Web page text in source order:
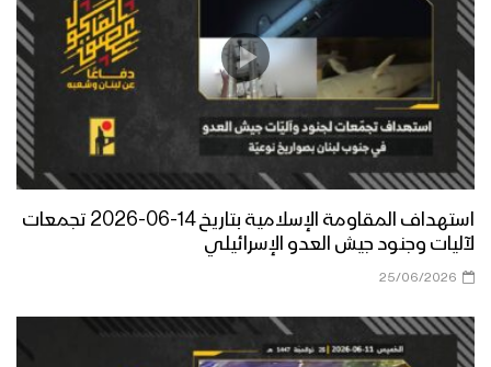
استهداف المقاومة الإسلامية بتاريخ 14-06-2026 تجمعات
لآليات وجنود جيش العدو الإسرائيلي
25/06/2026